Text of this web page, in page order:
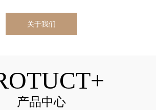
关于我们
产品中心